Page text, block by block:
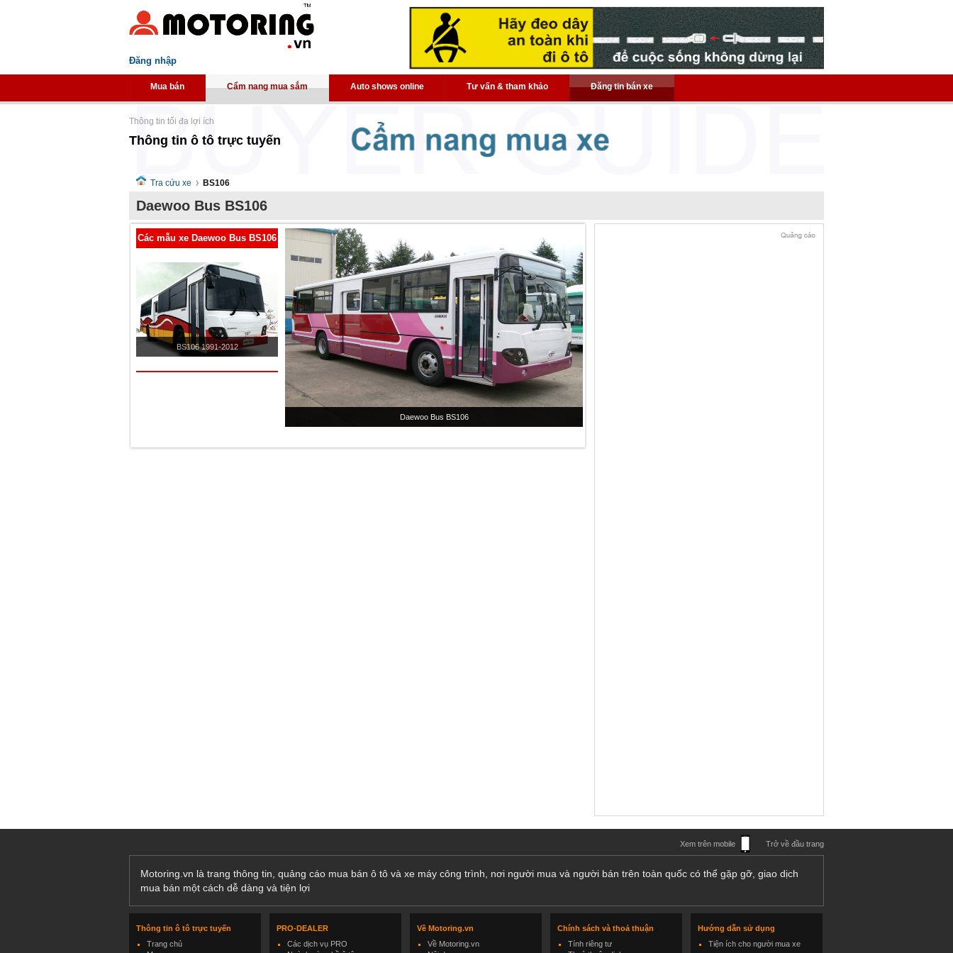
Đăng nhập
Mua bán Cẩm nang mua sắm Auto shows online Tư vấn & tham khảo Đăng tin bán xe
Thông tin tối đa lợi ích
Thông tin ô tô trực tuyến
Tra cứu xe BS106
Daewoo Bus BS106
Các mẫu xe Daewoo Bus BS106
BS106 1991-2012
Daewoo Bus BS106
Xem trên mobile Trở về đầu trang
Motoring.vn là trang thông tin, quảng cáo mua bán ô tô và xe máy công trình, nơi người mua và người bán trên toàn quốc có thể gặp gỡ, giao dịch
mua bán một cách dễ dàng và tiện lợi
Thông tin ô tô trực tuyến
Trang chủ
PRO-DEALER
Các dịch vụ PRO
Về Motoring.vn
Về Motoring.vn
Chính sách và thoả thuận
Tính riêng tư
Hướng dẫn sử dụng
Tiện ích cho người mua xe